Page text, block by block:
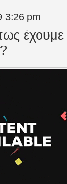
3:26 pm
έχουμε